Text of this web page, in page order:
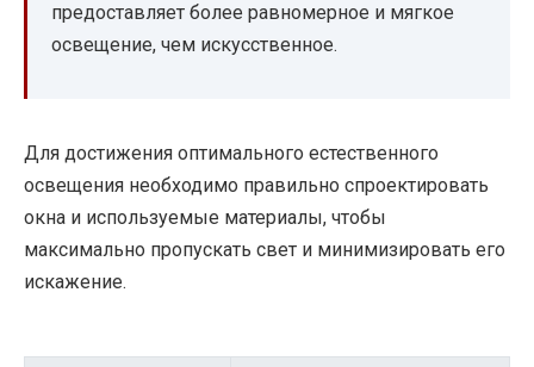
предоставляет более равномерное и мягкое
освещение, чем искусственное.
Для достижения оптимального естественного
освещения необходимо правильно спроектировать
окна и используемые материалы, чтобы
максимально пропускать свет и минимизировать его
искажение.